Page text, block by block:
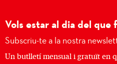
Vols estar al dia del que
Subscriu-te a la nostra
Un butlletí mensual i gratuït en